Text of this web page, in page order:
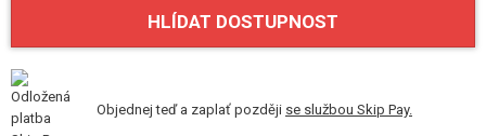
JÍDLO
STAVEBNICE, MODELY
HLÍDAT DOSTUPNOST
Objednej teď a zaplať později se službou Skip Pay.